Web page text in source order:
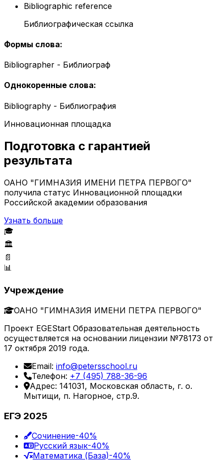
Bibliographic reference
Библиографическая ссылка
Формы слова:
Bibliographer - Библиограф
Однокоренные слова:
Bibliography - Библиография
Инновационная площадка
Подготовка с гарантией
результата
ОАНО "ГИМНАЗИЯ ИМЕНИ ПЕТРА ПЕРВОГО"
получила статус Инновационной площадки
Российской академии образования
Узнать больше
🎓
🏛️
📄
📊
Учреждение
ОАНО "ГИМНАЗИЯ ИМЕНИ ПЕТРА ПЕРВОГО"
Проект EGEStart Образовательная деятельность
осуществляется на основании лицензии №78173 от
17 октября 2019 года.
Email: info@petersschool.ru
Телефон: +7 (495) 788-36-96
Адрес: 141031, Московская область, г. о.
Мытищи, п. Нагорное, стр.9.
ЕГЭ 2025
Сочинение-40%
Русский язык-40%
Математика (База)-40%